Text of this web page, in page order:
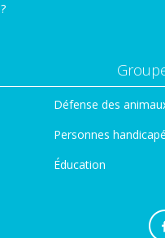
?
Défense des
Personnes
Éducation